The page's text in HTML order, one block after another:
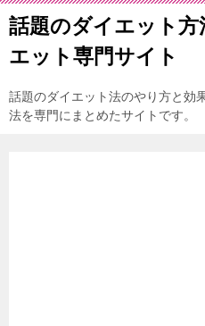
話題のダイエット方
エット専門サイト
話題のダイエット法のやり方と効
法を専門にまとめたサイトです。